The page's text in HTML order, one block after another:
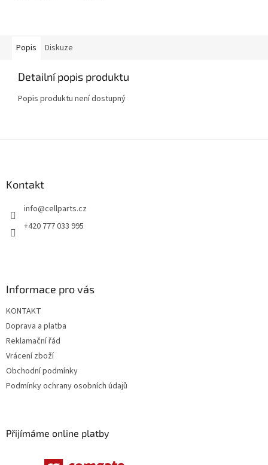
Popis Diskuze
Detailní popis produktu
Popis produktu není dostupný
Kontakt
info@cellparts.cz
+420 777 033 995
Informace pro vás
KONTAKT
Doprava a platba
Reklamační řád
Vrácení zboží
Obchodní podmínky
Podmínky ochrany osobních údajů
Přijímáme online platby